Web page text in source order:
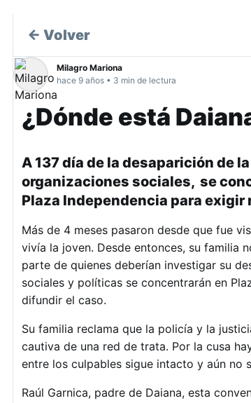
← Volver
Milagro Mariona
hace 9 años • 3 min de lectura
¿Dónde está
Género y Diversidad
A 137 día de la desaparición de
organizaciones sociales, se
Plaza Independencia para
Más de 4 meses pasaron desde que fue
vivía la joven. Desde entonces, su familia
parte de quienes deberían investigar su
sociales y políticas se concentrarán en
difundir el caso.
Su familia reclama que la policía y la
cautiva de una red de trata. Por la cusa
entre los culpables sigue intacto y aún no
Raúl Garnica, padre de Daiana, esta